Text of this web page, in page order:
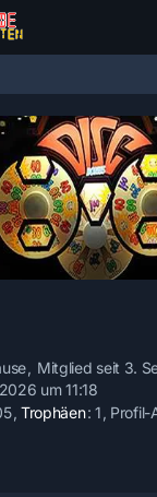
Mitglied seit 3.
um 11:18
Trophäen 1 Profil-